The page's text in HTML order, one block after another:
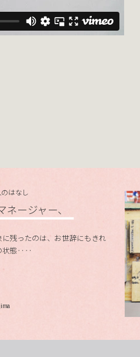
のはなし
ネージャー、
残ったのは、お世辞にもきれ
状態‥‥